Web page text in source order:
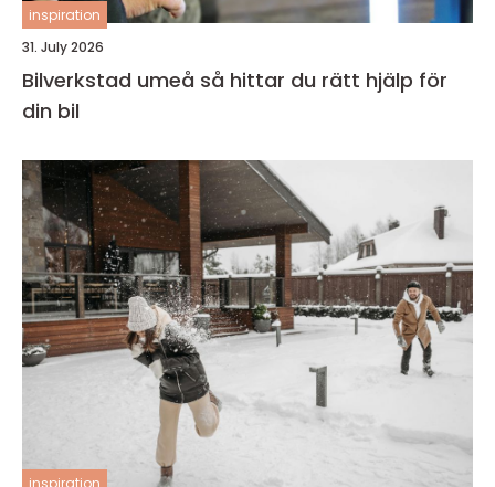
inspiration
31. July 2026
Bilverkstad umeå så hittar du rätt hjälp för
din bil
inspiration